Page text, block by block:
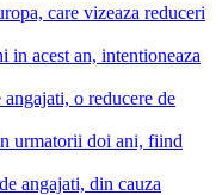
care vizeaza reduceri
in acest an, intentioneaza
o reducere de
urmatorii doi ani, fiind
angajati, din cauza